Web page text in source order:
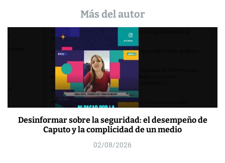
Más del autor
Desinformar sobre la seguridad: el desempeño de
Caputo y la complicidad de un medio
02/08/2026